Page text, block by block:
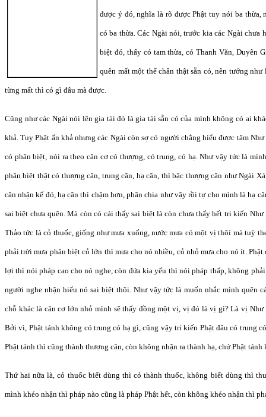
được ý đó, nghĩa là rõ được Phật tuy nói ba
có ba thừa. Các Ngài nói, trước kia các Ngài chưa
biệt đó, thấy có tam thừa, có Thanh Văn, Duyên
quên mất một thể chân thật sẵn có, nên tưởng
từng mất thì có gì đâu mà được.
Cũng như các Ngài nói lên gia tài đó là gia tài sẵn có của mình không có ai
khả. Tuy Phật ấn khả nhưng các Ngài còn sợ có người chẳng hiểu được tâm
có phân biệt, nói ra theo căn cơ có thượng, có trung, có hạ. Như vậy tức là
phân biệt thật có thượng căn, trung căn, hạ căn, thì bậc thượng căn như Ngài
căn nhận kế đó, hạ căn thì chậm hơn, phân chia như vậy rồi tự cho mình là hạ
sai biệt chưa quên. Mà còn có cái thấy sai biệt là còn chưa thấy hết tri kiến
Thảo tức là cỏ thuốc, giống như mưa xuống, nước mưa có một vị thôi mà tuỳ
phải trời mưa phân biệt cỏ lớn thì mưa cho nó nhiều, cỏ nhỏ mưa cho nó ít.
lợi thì nói pháp cao cho nó nghe, còn đứa kia yếu thì nói pháp thấp, không
người nghe nhận hiểu nó sai biệt thôi. Như vậy tức là muốn nhắc mình quên
chỗ khác là căn cơ lớn nhỏ mình sẽ thấy đồng một vị, vị đó là vị gì? Là vị
Bởi vì, Phật tánh không có trung có hạ gì, cũng vậy tri kiến Phật đâu có trung
Phật tánh thì cũng thành thượng căn, còn không nhận ra thành hạ, chứ Phật tánh
Thứ hai nữa là, cỏ thuốc biết dùng thì cỏ thành thuốc, không biết dùng thì
mình khéo nhận thì pháp nào cũng là pháp Phật hết, còn không khéo nhận thì